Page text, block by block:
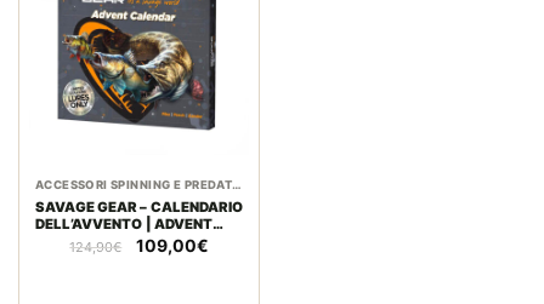
ACCESSORI SPINNING E PREDATORI
SAVAGE GEAR – CALENDARIO
DELL’AVVENTO | ADVENT
CALENDAR | LIMITED
COLOURS | LURE ONLY
124,90€
Il
prezzo
109,00€Il